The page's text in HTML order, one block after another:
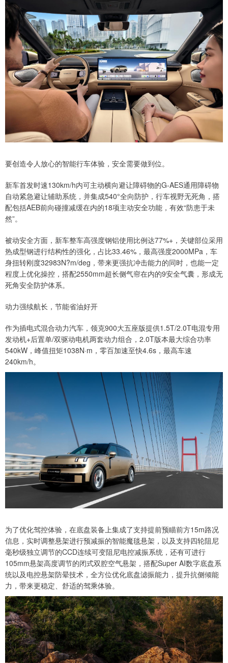
要创造令人放心的智能行车体验，安全需要做到位。
新车首发时速130km/h内可主动横向避让障碍物的G-AES通用障碍物
自动紧急避让辅助系统，并集成540°全向防护，行车视野无死角，搭
配包括AEB前向碰撞减缓在内的18项主动安全功能，有效“防患于未
然”。
被动安全方面，新车整车高强度钢铝使用比例达77%+，关键部位采用
热成型钢进行结构性的强化，占比33.46%，最高强度2000MPa，车
身扭转刚度32983N?m/deg，带来更强抗冲击能力的同时，也能一定
程度上优化操控，搭配2550mm超长侧气帘在内的9安全气囊，形成无
死角安全防护体系。
动力强续航长，节能省油好开
作为插电式混合动力汽车，领克900大五座版提供1.5T/2.0T电混专用
发动机+后置单/双驱动电机两套动力组合，2.0T版本最大综合功率
540kW，峰值扭矩1038N·m，零百加速至快4.6s，最高车速
240km/h。
为了优化驾控体验，在底盘装备上集成了支持提前预瞄前方15m路况
信息，实时调整悬架进行预减振的智能魔毯悬架，以及支持四轮阻尼
毫秒级独立调节的CCD连续可变阻尼电控减振系统，还有可进行
105mm悬架高度调节的闭式双腔空气悬架，搭配Super AI数字底盘系
统以及电控悬架防晕技术，全方位优化底盘滤振能力，提升抗侧倾能
力，带来更稳定、舒适的驾乘体验。